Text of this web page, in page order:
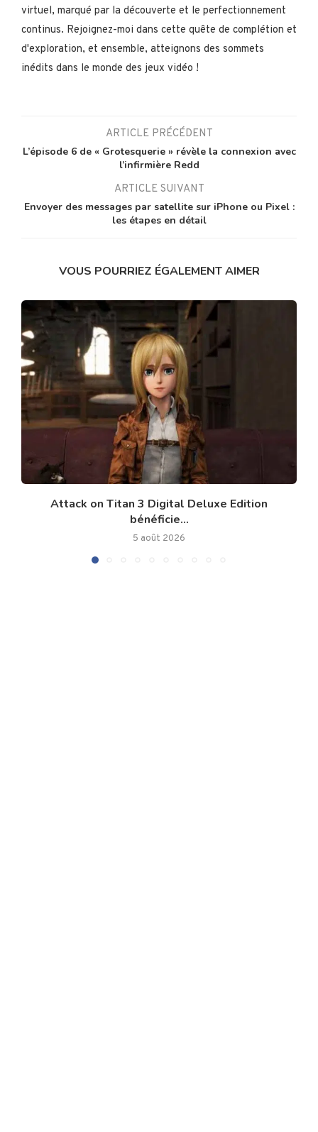
virtuel, marqué par la découverte et le perfectionnement
continus. Rejoignez-moi dans cette quête de complétion et
d'exploration, et ensemble, atteignons des sommets
inédits dans le monde des jeux vidéo !
ARTICLE PRÉCÉDENT
L’épisode 6 de « Grotesquerie » révèle la connexion avec
l’infirmière Redd
ARTICLE SUIVANT
Envoyer des messages par satellite sur iPhone ou Pixel :
les étapes en détail
VOUS POURRIEZ ÉGALEMENT AIMER
Attack on Titan 3 Digital Deluxe Edition
bénéficie...
5 août 2026